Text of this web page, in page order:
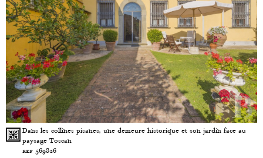
Dans les collines pisanes, une demeure historique et son jardin face au
paysage Toscan
ref 569826